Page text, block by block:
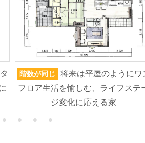
階数が同じ
将来は平屋のようにワ
フロア生活を愉しむ、ライフステ
ジ変化に応える家